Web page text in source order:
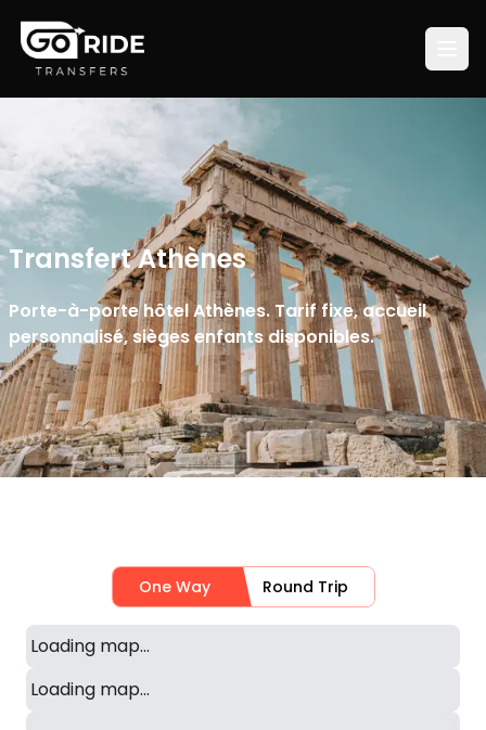
Transfert Athènes
Porte-à-porte hôtel Athènes. Tarif fixe, accueil
personnalisé, sièges enfants disponibles.
One Way Round Trip
Loading map...
Loading map...